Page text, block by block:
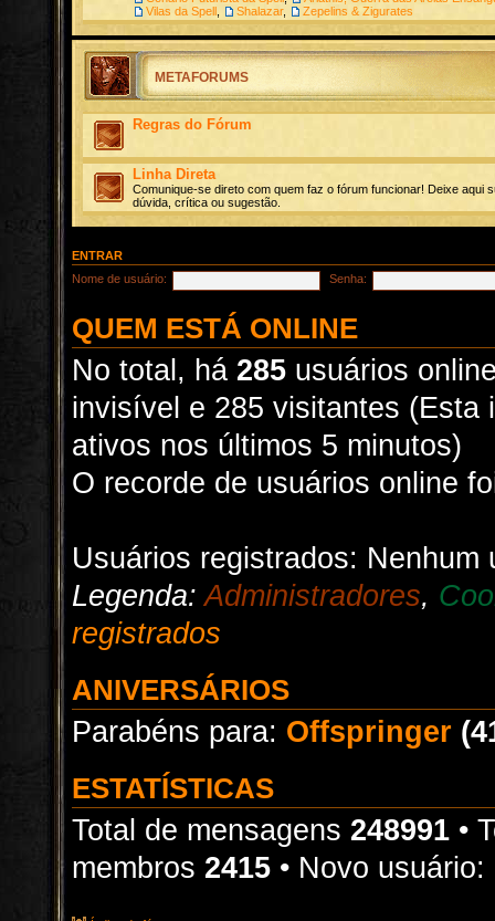
Vilas da Spell
Shalazar, Zepelins & Zigurates
METAFORUMS
Regras do Fórum
Linha Direta
Comunique-se direto com quem faz o fórum funcionar! Deixe aqui
dúvida, crítica ou sugestão.
ENTRAR
Nome de usuário:
Senha:
QUEM ESTÁ ONLINE
No total, há 285 usuários
invisível e 285 visitantes (Esta
ativos nos últimos 5 minutos)
O recorde de usuários online
Usuários registrados: Nenhum
Legenda:Administradores,
registrados
ANIVERSÁRIOS
Parabéns para: Offspringer
ESTATÍSTICAS
Total de mensagens 248991 •
membros 2415 • Novo usuário: